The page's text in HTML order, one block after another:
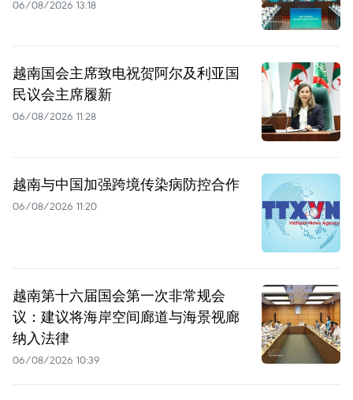
06/08/2026 13:18
越南国会主席致电祝贺阿尔及利亚国
民议会主席履新
06/08/2026 11:28
越南与中国加强跨境传染病防控合作
06/08/2026 11:20
越南第十六届国会第一次非常规会
议：建议将海岸空间廊道与海景视廊
纳入法律
06/08/2026 10:39